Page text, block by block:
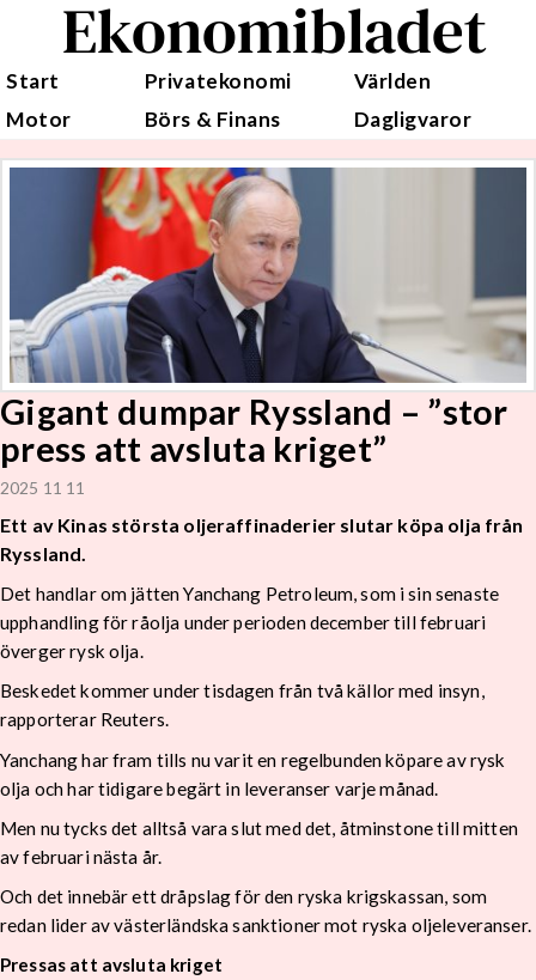
Ekonomibladet
Start Privatekonomi
Världen
Motor
Börs & Finans Dagligvaror
Gigant dumpar Ryssland – ”stor
press att avsluta kriget”
2025 11 11
Ett av Kinas största oljeraffinaderier slutar köpa olja från
Ryssland.
Det handlar om jätten Yanchang Petroleum, som i sin senaste
upphandling för råolja under perioden december till februari
överger rysk olja.
Beskedet kommer under tisdagen från två källor med insyn,
rapporterar Reuters.
Yanchang har fram tills nu varit en regelbunden köpare av rysk
olja och har tidigare begärt in leveranser varje månad.
Men nu tycks det alltså vara slut med det, åtminstone till mitten
av februari nästa år.
Och det innebär ett dråpslag för den ryska krigskassan, som
redan lider av västerländska sanktioner mot ryska oljeleveranser.
Pressas att avsluta kriget